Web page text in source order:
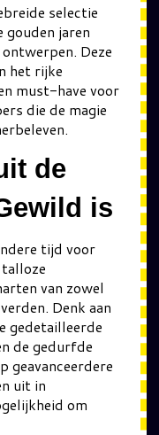
selectie
gouden jaren
Deze
het rijke
must-have voor
die de magie
de
is
tijd voor
van zowel
Denk aan
gedetailleerde
de gedurfde
geavanceerdere
uit in
om